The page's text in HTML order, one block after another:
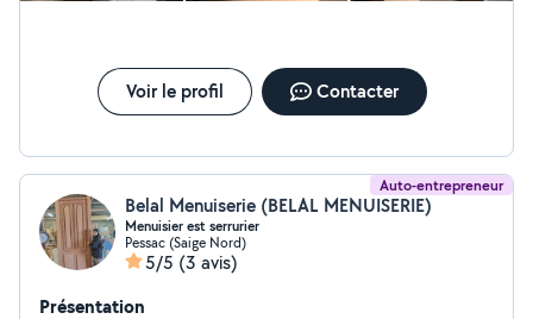
Voir le profil Contacter
Auto-entrepreneur
Belal Menuiserie (BELAL MENUISERIE)
Menuisier est serrurier
Pessac (Saige Nord)
5/5 (3 avis)
Présentation